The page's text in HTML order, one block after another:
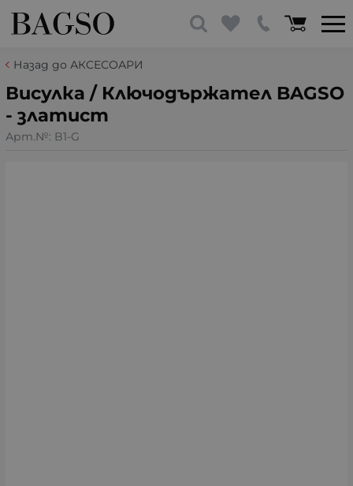
Назад до АКСЕСОАРИ
Висулка / Ключодържател BAGSO
- златист
Арт.№: B1-G